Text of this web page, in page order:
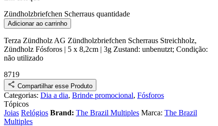
Zündholzbriefchen Scherraus quantidade
Adicionar ao carrinho
Terza Zündholz AG Zündholzbriefchen Scherraus Streichholz,
Zündholz Fósforos | 5 x 8,2cm | 3g Zustand: unbenutzt; Condição:
não utilizado
8719
Compartilhar esse Produto
Categorias: Dia a dia, Brinde promocional, Fósforos
Tópicos
Joias Relógios Brand: The Brazil Multiples Marca: The Brazil
Multiples